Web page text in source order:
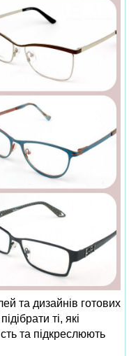
та дизайнів готових
ті, які
та підкреслюють